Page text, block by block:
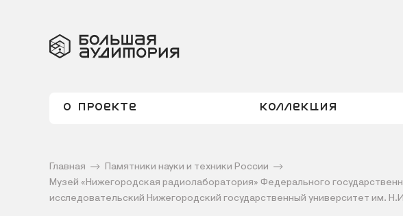
О проекте Коллекция
Главная
Памятники науки и техники России
Музей «Нижегородская радиолаборатория» Федерального
исследовательский Нижегородский государственный университет им.